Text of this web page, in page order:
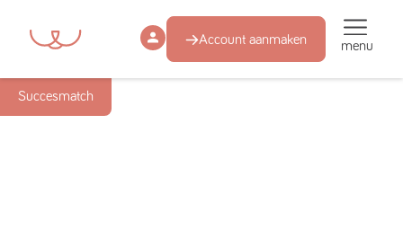
Account aanmaken menu
Succesmatch